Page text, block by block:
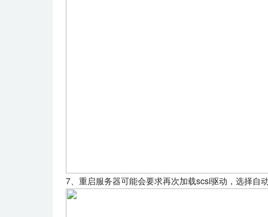
7、重启服务器可能会要求再次加载scsi驱动，选择